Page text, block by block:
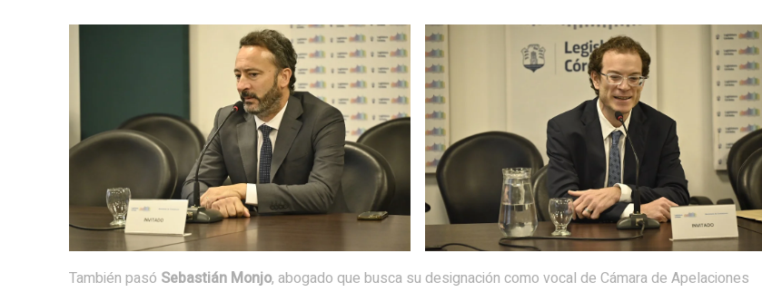
También pasó Sebastián Monjo, abogado que busca su designación como vocal de Cámara de Apelaciones